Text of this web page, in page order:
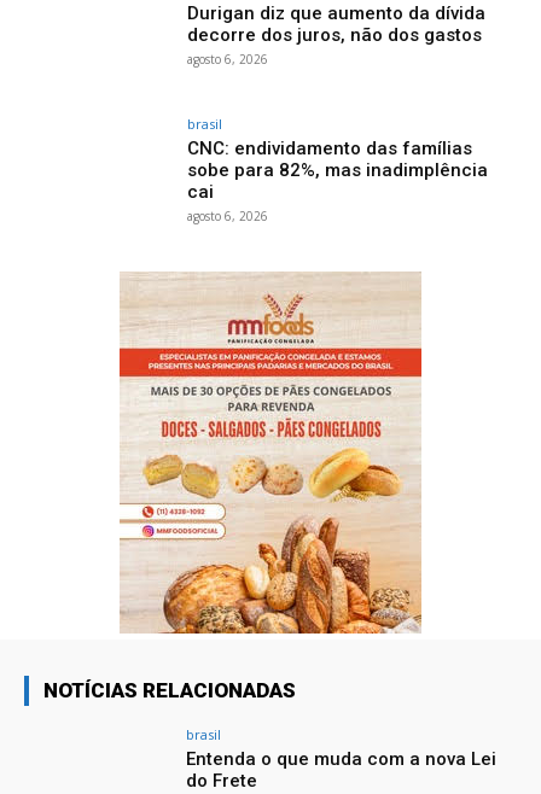
Durigan diz que aumento da dívida
decorre dos juros, não dos gastos
agosto 6, 2026
brasil
CNC: endividamento das famílias
sobe para 82%, mas inadimplência
cai
agosto 6, 2026
NOTÍCIAS RELACIONADAS
brasil
Entenda o que muda com a nova Lei
do Frete